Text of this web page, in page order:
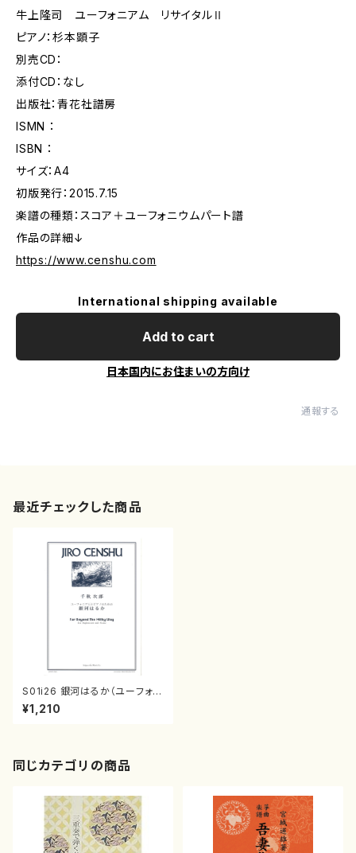
牛上隆司 ユーフォニアム リサイタルⅡ
ピアノ：杉本顕子
別売CD：
添付CD：なし
出版社：青花社譜房
ISMN ：
ISBN ：
サイズ：A4
初版発行：2015.7.15
楽譜の種類：スコア＋ユーフォニウムパート譜
作品の詳細↓
https://www.censhu.com
International shipping available
Add to cart
日本国内にお住まいの方向け
通報する
最近チェックした商品
S01i26 銀河はるか（ユーフォニ
アムとピアノ/千秋次郎/楽譜）
¥1,210
同じカテゴリの商品